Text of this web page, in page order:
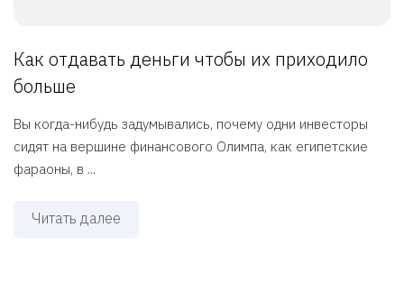
Как отдавать деньги чтобы их приходило
больше
Вы когда-нибудь задумывались, почему одни инвесторы
сидят на вершине финансового Олимпа, как египетские
фараоны, в ...
Читать далее